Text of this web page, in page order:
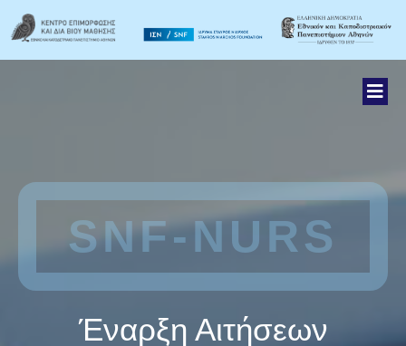
SNF-NURS
Έναρξη Αιτήσεων